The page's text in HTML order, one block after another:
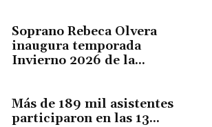
Soprano Rebeca Olvera
inaugura temporada
Invierno 2026 de la...
Más de 189 mil asistentes
participaron en las 13...